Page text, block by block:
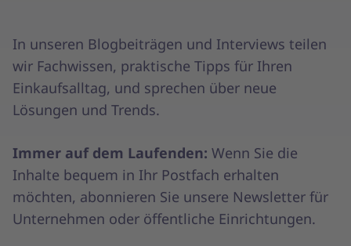
In unseren Blogbeiträgen und Interviews teilen
wir Fachwissen, praktische Tipps für Ihren
Einkaufsalltag, und sprechen über neue
Lösungen und Trends.
Immer auf dem Laufenden: Wenn Sie die
Inhalte bequem in Ihr Postfach erhalten
möchten, abonnieren Sie unsere Newsletter für
Unternehmen oder öffentliche Einrichtungen.